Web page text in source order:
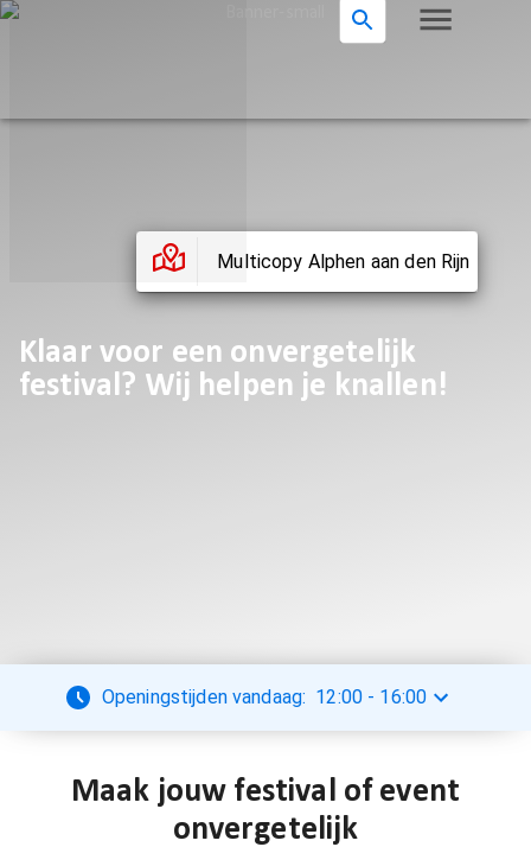
Multicopy Alphen aan den Rijn
Klaar voor een onvergetelijk
festival? Wij helpen je knallen!
Openingstijden vandaag: 12:00 - 16:00
Maak jouw festival of event
onvergetelijk